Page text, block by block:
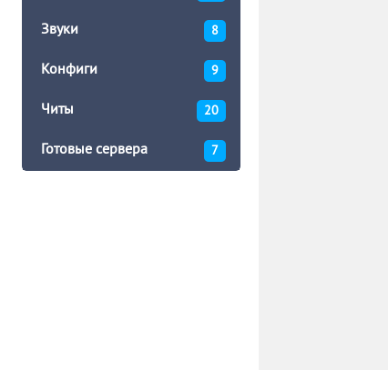
Звуки 8
Конфиги 9
Читы 20
Готовые сервера 7